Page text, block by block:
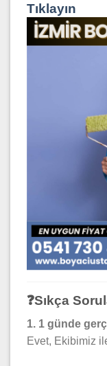
Tıklayın
❓Sıkça
1. 1 günde
Evet, Ekibimiz